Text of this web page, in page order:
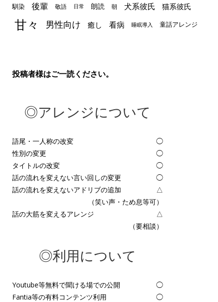
馴染 後輩 敬語 日常 朗読 朝 犬系彼氏 猫系彼氏
甘々 男性向け 癒し 看病 睡眠導入 童話アレンジ
投稿者様はご一読ください。
◎アレンジについて
語尾・一人称の改変
◯
性別の変更
◯
タイトルの改変
◯
話の流れを変えない言い回しの変更
◯
話の流れを変えないアドリブの追加
△
（笑い声・ため息等可）
話の大筋を変えるアレンジ
△
（要相談）
◎利用について
Youtube等無料で聞ける場での公開
◯
Fantia等の有料コンテンツ利用
◯